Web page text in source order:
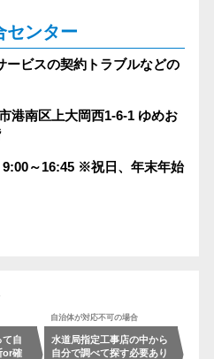
センター
ービスの契約トラブルなどの
港南区上大岡西1-6-1 ゆめお
～16:45※祝日、年末年始
て自
or確
水道局指定工事店の中から
自分で調べて探す必要あり